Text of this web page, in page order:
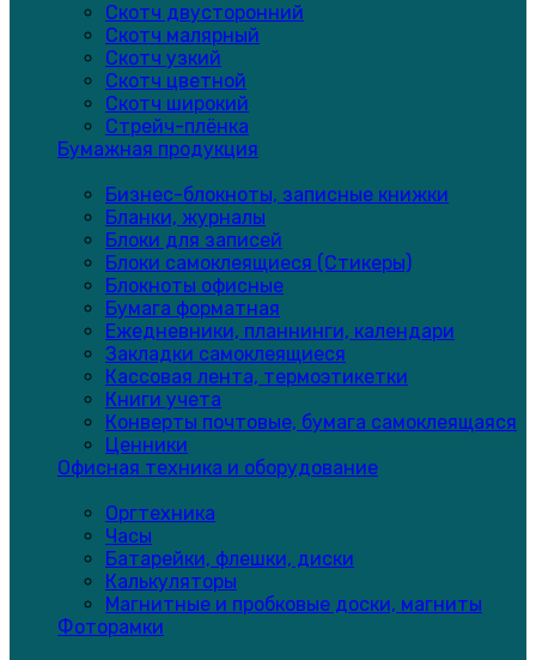
Скотч двусторонний
Скотч малярный
Скотч узкий
Скотч цветной
Скотч широкий
Стрейч-плёнка
Бумажная продукция
Бизнес-блокноты, записные книжки
Бланки, журналы
Блоки для записей
Блоки самоклеящиеся (Стикеры)
Блокноты офисные
Бумага форматная
Ежедневники, планнинги, календари
Закладки самоклеящиеся
Кассовая лента, термоэтикетки
Книги учета
Конверты почтовые, бумага самоклеящаяся
Ценники
Офисная техника и оборудование
Оргтехника
Часы
Батарейки, флешки, диски
Калькуляторы
Магнитные и пробковые доски, магниты
Фоторамки